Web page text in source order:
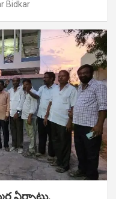
Bidkar
ఏర్పాట్లు.